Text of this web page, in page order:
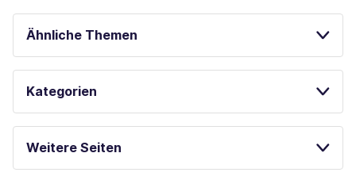
Ähnliche Themen
GLÜCKSSPIEL ONLINE KENO SPIELEN
Kategorien
Weitere Seiten